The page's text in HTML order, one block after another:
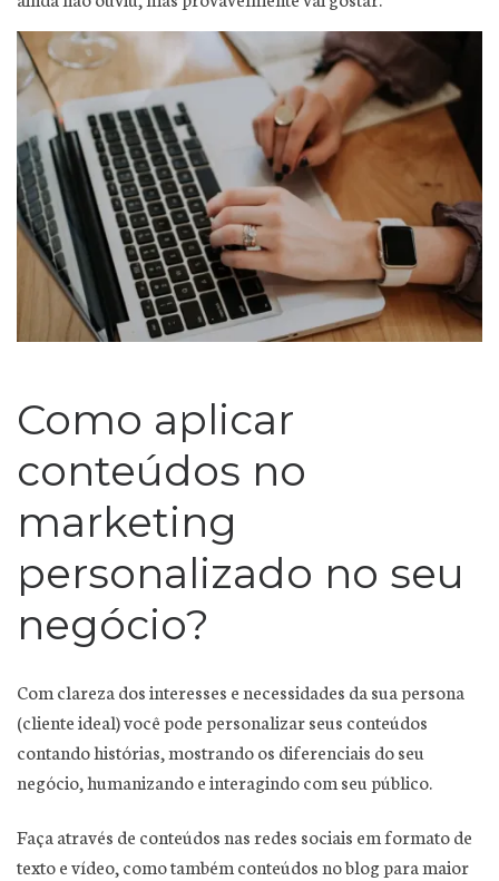
Como aplicar
conteúdos no
marketing
personalizado no seu
negócio?
Com clareza dos interesses e necessidades da sua persona
(cliente ideal) você pode personalizar seus conteúdos
contando histórias, mostrando os diferenciais do seu
negócio, humanizando e interagindo com seu público.
Faça através de conteúdos nas redes sociais em formato de
texto e vídeo, como também conteúdos no blog para maior